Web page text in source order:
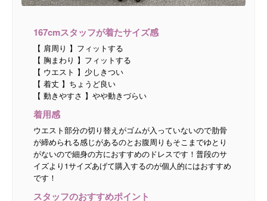
167cmスタッフが着たサイズ感
【 肩周り 】フィットする
【 胸まわり 】フィットする
【 ウエスト 】少しきつい
【 着丈 】ちょうど良い
【 動きやすさ 】やや動きづらい
着用感
ウエスト部分の切り替えがゴムが入っていないので肋骨
が締められる感じがあるのとお腹周りもそこまでゆとり
がないので細身の方におすすめのドレスです！普段のサ
イズより1サイズあげて購入するのが個人的にはおすすめ
です！
スタッフのおすすめポイント